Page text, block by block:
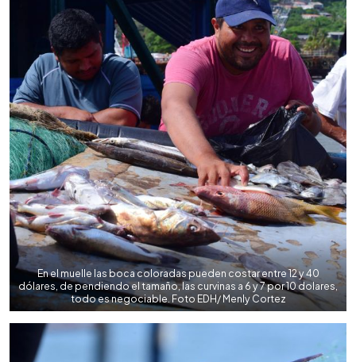
En el muelle las boca coloradas pueden costar entre 12 y 40
dólares, de pendiendo el tamaño, las curvinas a 6 y 7 por 10 dolares,
todo es negociable. Foto EDH/ Menly Cortez